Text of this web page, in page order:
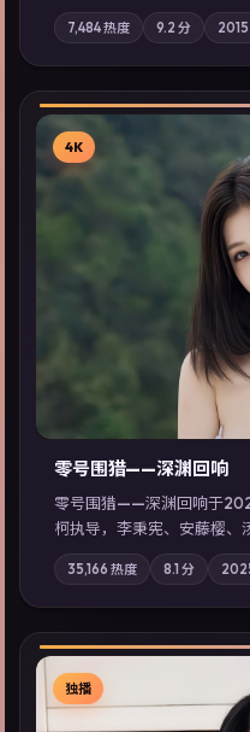
事主轴，城市霓虹背后，有
地域气质；站内亦可通过「
展检索同类型高分佳作，畅
7,484热度 9.2 分
4K
零号围猎——深渊回响
零号围猎——深渊回响于
柯执导，李秉宪、安藤樱、
轴，旧案重提，真相与谎言
强化地域气质；站内亦可通
看」延展检索同类型高分佳
35,166 热度 8.1 分
独播